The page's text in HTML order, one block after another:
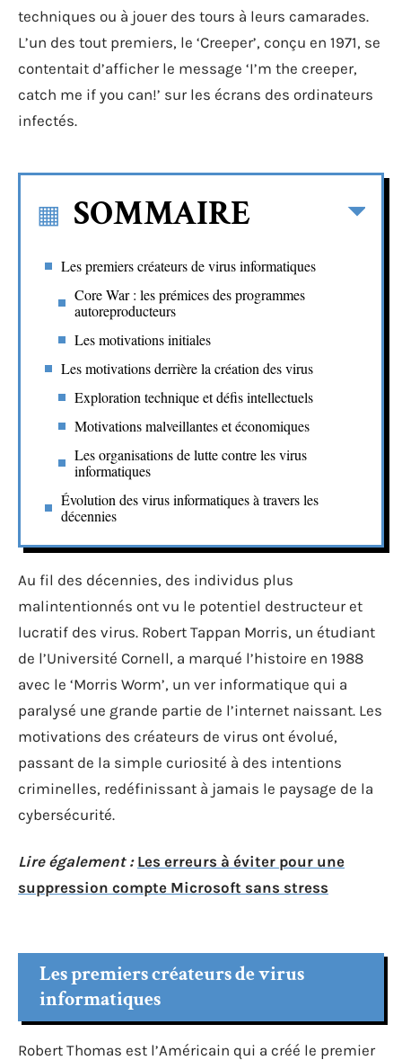
techniques ou à jouer des tours à leurs camarades.
L’un des tout premiers, le ‘Creeper’, conçu en 1971, se
contentait d’afficher le message ‘I’m the creeper,
catch me if you can!’ sur les écrans des ordinateurs
infectés.
SOMMAIRE
Les premiers créateurs de virus informatiques
Core War : les prémices des programmes
autoreproducteurs
Les motivations initiales
Les motivations derrière la création des virus
Exploration technique et défis intellectuels
Motivations malveillantes et économiques
Les organisations de lutte contre les virus
informatiques
Évolution des virus informatiques à travers les
décennies
Au fil des décennies, des individus plus
malintentionnés ont vu le potentiel destructeur et
lucratif des virus. Robert Tappan Morris, un étudiant
de l’Université Cornell, a marqué l’histoire en 1988
avec le ‘Morris Worm’, un ver informatique qui a
paralysé une grande partie de l’internet naissant. Les
motivations des créateurs de virus ont évolué,
passant de la simple curiosité à des intentions
criminelles, redéfinissant à jamais le paysage de la
cybersécurité.
Lire également : Les erreurs à éviter pour une
suppression compte Microsoft sans stress
Les premiers créateurs de virus
informatiques
Robert Thomas est l’Américain qui a créé le premier